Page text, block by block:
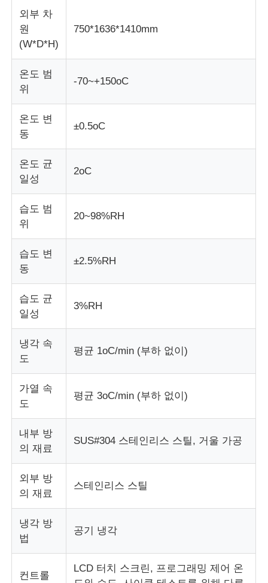
충격 시험기
마모시험기
충돌 시험 장비
건축물 시험 장비
패키지 테스트 장비
접착기 시험 장비
직물 시험기
경도계
외부 차
원
(W*D*H)
750*1636*1410mm
온도 범
위
-70~+150oC
온도 변
동
±0.5oC
온도 균
일성
2oC
습도 범
위
20~98%RH
습도 변
동
±2.5%RH
습도 균
일성
3%RH
냉각 속
도
평균 1oC/min (부하 없이)
가열 속
도
평균 3oC/min (부하 없이)
내부 방
의 재료
SUS#304 스테인리스 스틸, 거울 가공
외부 방
의 재료
스테인리스 스틸
냉각 방
법
공기 냉각
컨트롤
LCD 터치 스크린, 프로그래밍 제어 온